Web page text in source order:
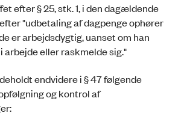
efter § 25, stk. 1, i den dagældende
"udbetaling af dagpenge ophører
er arbejdsdygtig, uanset om han
eller raskmelde sig."
endvidere i § 47 følgende
og kontrol af